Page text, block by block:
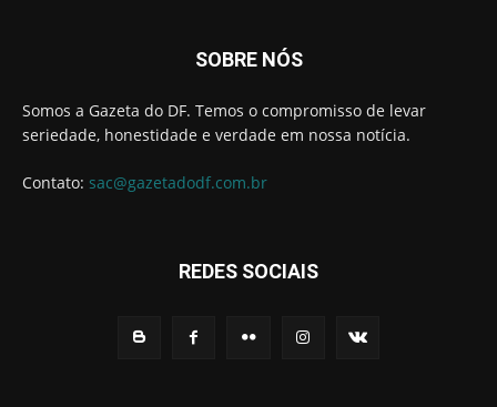
SOBRE NÓS
Somos a Gazeta do DF. Temos o compromisso de levar
seriedade, honestidade e verdade em nossa notícia.
Contato: sac@gazetadodf.com.br
REDES SOCIAIS